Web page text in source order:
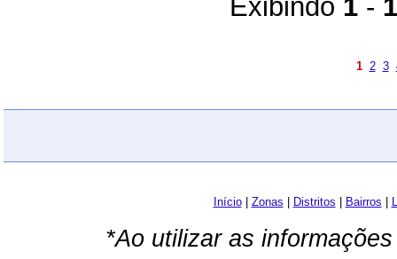
1 2 3
Início| Zonas Distritos Bairros
*Ao utilizar as